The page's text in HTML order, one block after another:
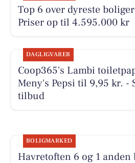
Top 6 over dyreste
Priser op til 4.595.000 kr
DAGLIGVARER
Coop365's Lambi
Meny's Pepsi til 9,95 kr. -
tilbud
BOLIGMARKED
Havretoften 6 og 1